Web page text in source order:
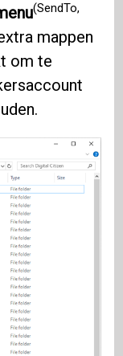
(SendTo,
mappen
om te